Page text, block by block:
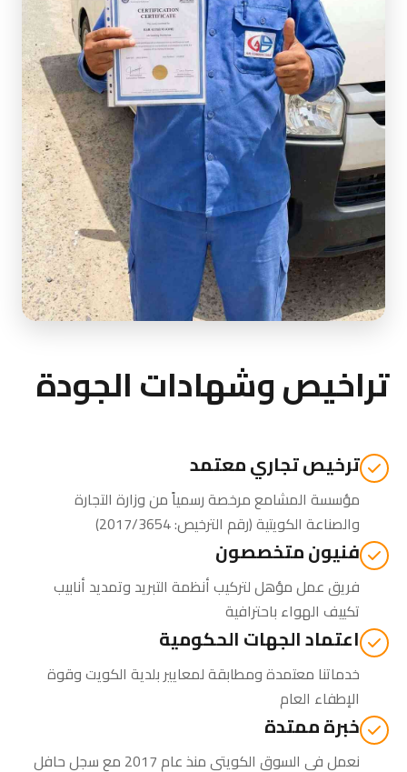
تراخيص وشهادات الجودة
ترخيص تجاري معتمد
مؤسسة المشامع مرخصة رسمياً منوزارة التجارة
والصناعة الكويتية(رقم الترخيص: 2017/3654)
فنيون متخصصون
فريق عمل مؤهل لتركيب أنظمة التبريد وتمديد أنابيب
تكييف الهواء باحترافية
اعتماد الجهات الحكومية
خدماتنا معتمدة ومطابقة لمعايير بلدية الكويت وقوة
الإطفاء العام
خبرة ممتدة
نعمل في السوق الكويتي منذ عام 2017 مع سجل حافل